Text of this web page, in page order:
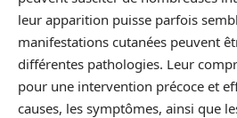
leur apparition puisse parfois
manifestations cutanées peuvent
différentes pathologies. Leur
pour une intervention précoce et
causes, les symptômes, ainsi que